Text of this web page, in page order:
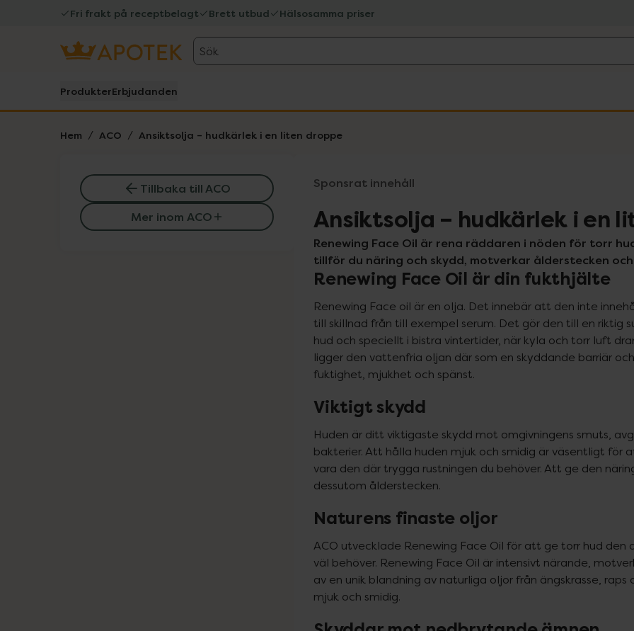
Fri frakt på receptbelagt Brett utbud Hälsosamma priser
Sök
ProdukterErbjudanden
Hem ACO Ansiktsolja – hudkärlek i en liten droppe
Tillbaka till ACO
Mer inom ACO
Sponsrat innehåll
Ansiktsolja – hudkärlek i en
Renewing Face Oil är rena räddaren i nöden för torr
tillför du näring och skydd, motverkar ålderstecken
Renewing Face Oil är din fukthjälte
Renewing Face oil är en olja. Det innebär att den inte
till skillnad från till exempel serum. Det gör den till en riktig
hud och speciellt i bistra vintertider, när kyla och torr luft
ligger den vattenfria oljan där som en skyddande barriär
fuktighet, mjukhet och spänst.
Viktigt skydd
Huden är ditt viktigaste skydd mot omgivningens smuts,
bakterier. Att hålla huden mjuk och smidig är väsentligt för
vara den där trygga rustningen du behöver. Att ge den
dessutom ålderstecken.
Naturens finaste oljor
ACO utvecklade Renewing Face Oil för att ge torr hud den
väl behöver. Renewing Face Oil är intensivt närande,
av en unik blandning av naturliga oljor från ängskrasse,
mjuk och smidig.